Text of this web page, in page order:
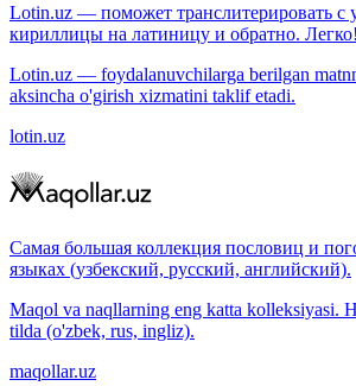
Lotin.uz — поможет транслитерировать с
кириллицы на латиницу и обратно. Легко!
Lotin.uz — foydalanuvchilarga berilgan
aksincha o'girish xizmatini taklif etadi.
lotin.uz
Самая большая коллекция пословиц и
языках (узбекский, русский, английский).
Maqol va naqllarning eng katta kolleksiyasi.
tilda (o'zbek, rus, ingliz).
maqollar.uz